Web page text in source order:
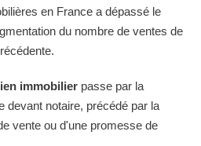
en France a dépassé le
du nombre de ventes de
immobilier passe par la
devant notaire, précédé par la
vente ou d'une promesse de